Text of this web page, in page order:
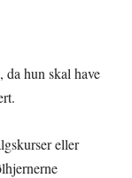
da hun skal have
eller